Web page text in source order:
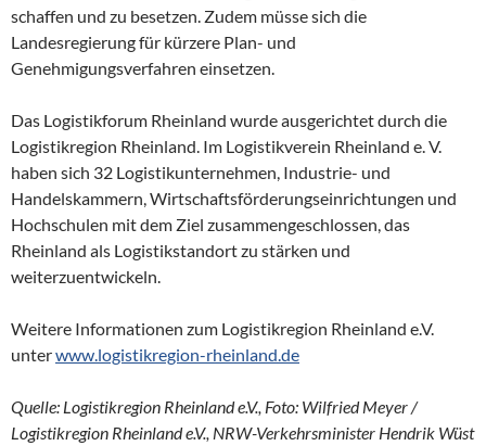
schaffen und zu besetzen. Zudem müsse sich die
Landesregierung für kürzere Plan- und
Genehmigungsverfahren einsetzen.
Das Logistikforum Rheinland wurde ausgerichtet durch die
Logistikregion Rheinland. Im Logistikverein Rheinland e. V.
haben sich 32 Logistikunternehmen, Industrie- und
Handelskammern, Wirtschaftsförderungseinrichtungen und
Hochschulen mit dem Ziel zusammengeschlossen, das
Rheinland als Logistikstandort zu stärken und
weiterzuentwickeln.
Weitere Informationen zum Logistikregion Rheinland e.V.
unterwww.logistikregion-rheinland.de
Quelle: Logistikregion Rheinland e.V., Foto: Wilfried Meyer /
Logistikregion Rheinland e.V., NRW-Verkehrsminister Hendrik Wüst